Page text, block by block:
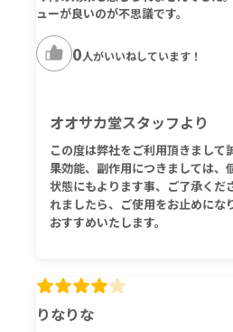
ューが良いのが不思議です。
0人がいいねしています！
オオサカ堂スタッフより
この度は弊社をご利用頂きまして
果効能、副作用につきましては、
状態にもよります事、ご了承くだ
れましたら、ご使用をお止めにな
おすすめいたします。
りなりな